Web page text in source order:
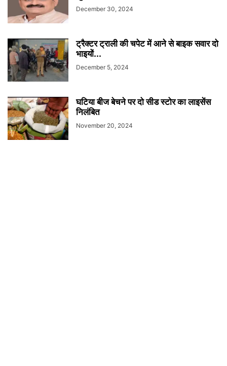
December 30, 2024
ट्रैक्टर ट्राली की चपेट में आने से बाइक सवार दो
भाइयों...
December 5, 2024
घटिया बीज बेचने पर दो सीड स्टोर का लाइसेंस
निलंबित
November 20, 2024